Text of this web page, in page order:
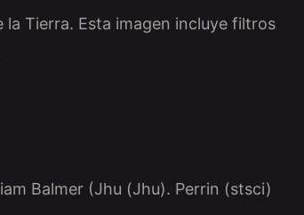
la Tierra. Esta imagen incluye filtros
Balmer (Jhu (Jhu). Perrin (stsci)